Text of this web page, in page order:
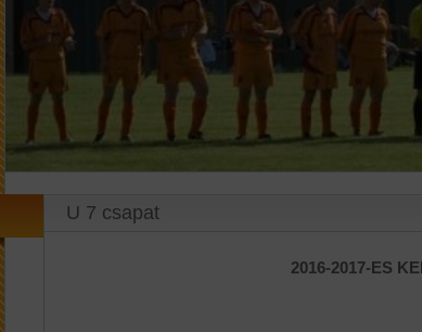
U 7 csapat
2016-2017-ES